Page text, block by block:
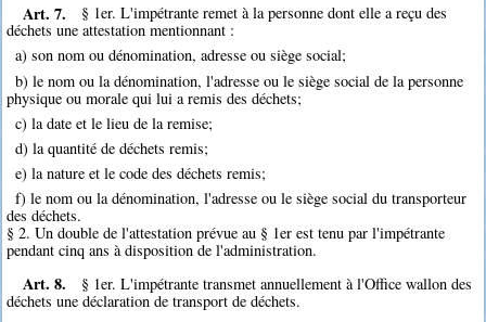
Art. 7.
§ 1er. L'impétrante remet à la personne dont elle a reçu des
déchets une attestation mentionnant :
a) son nom ou dénomination, adresse ou siège social;
b) le nom ou la dénomination, l'adresse ou le siège social de la personne
physique ou morale qui lui a remis des déchets;
c) la date et le lieu de la remise;
d) la quantité de déchets remis;
e) la nature et le code des déchets remis;
f) le nom ou la dénomination, l'adresse ou le siège social du transporteur
des déchets.
§ 2. Un double de l'attestation prévue au § 1er est tenu par l'impétrante
pendant cinq ans à disposition de l'administration.
Art. 8.
§ 1er. L'impétrante transmet annuellement à l'Office wallon des
déchets une déclaration de transport de déchets.